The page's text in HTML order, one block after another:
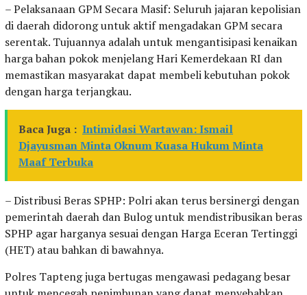
– Pelaksanaan GPM Secara Masif: Seluruh jajaran kepolisian
di daerah didorong untuk aktif mengadakan GPM secara
serentak. Tujuannya adalah untuk mengantisipasi kenaikan
harga bahan pokok menjelang Hari Kemerdekaan RI dan
memastikan masyarakat dapat membeli kebutuhan pokok
dengan harga terjangkau.
Baca Juga : Intimidasi Wartawan: Ismail
Djayusman Minta Oknum Kuasa Hukum Minta
Maaf Terbuka
– Distribusi Beras SPHP: Polri akan terus bersinergi dengan
pemerintah daerah dan Bulog untuk mendistribusikan beras
SPHP agar harganya sesuai dengan Harga Eceran Tertinggi
(HET) atau bahkan di bawahnya.
Polres Tapteng juga bertugas mengawasi pedagang besar